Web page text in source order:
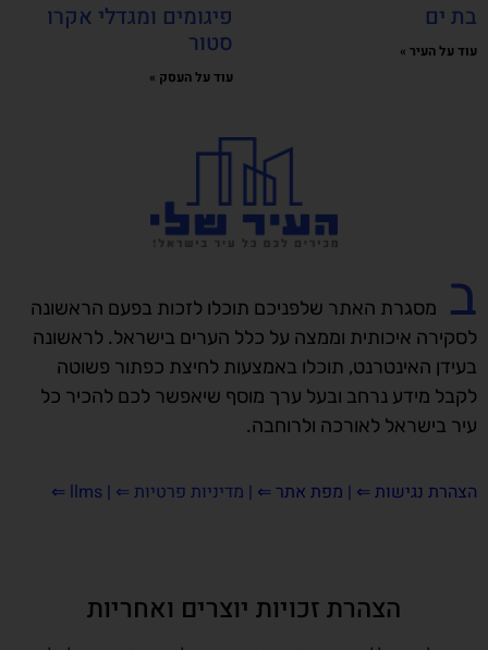
בת ים
עוד על העיר »
פיגומים ומגדלי אקרו
סטור
עוד על העסק »
ב
מסגרת האתר שלפניכם תוכלו לזכות בפעם הראשונה
לסקירה איכותית וממצה על כלל הערים בישראל. לראשונה
בעידן האינטרנט, תוכלו באמצעות לחיצת כפתור פשוטה
לקבל מידע נרחב ובעל ערך מוסף שיאפשר לכם להכיר כל
עיר בישראל לאורכה ולרוחבה.
הצהרת נגישות ⇐ | מפת אתר ⇐ | מדיניות פרטיות ⇐ |
llms
⇐
הצהרת זכויות יוצרים ואחריות